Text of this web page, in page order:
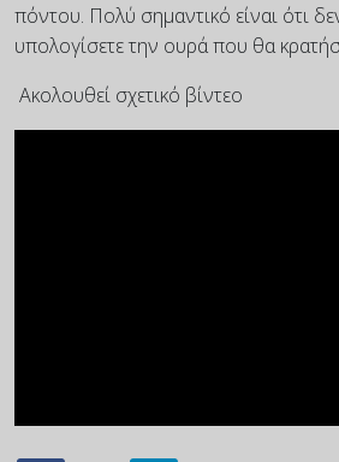
πόντου. Πολύ σημαντικό είναι ότι
υπολογίσετε την ουρά που θα
Ακολουθεί σχετικό βίντεο